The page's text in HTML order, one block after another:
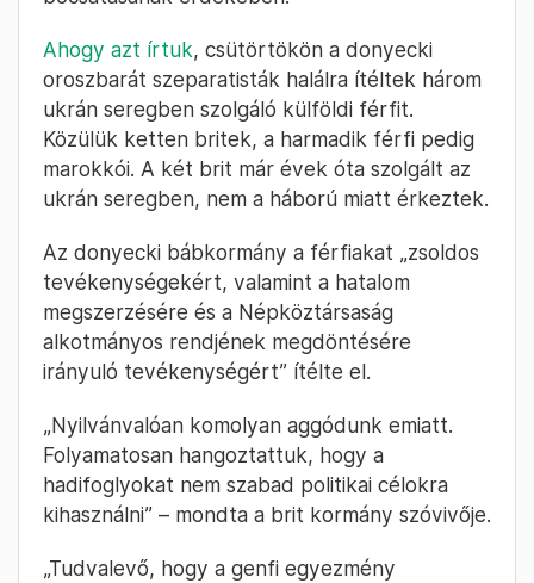
Ahogy azt írtuk, csütörtökön a donyecki
oroszbarát szeparatisták halálra ítéltek három
ukrán seregben szolgáló külföldi férfit.
Közülük ketten britek, a harmadik férfi pedig
marokkói. A két brit már évek óta szolgált az
ukrán seregben, nem a háború miatt érkeztek.
Az donyecki bábkormány a férfiakat „zsoldos
tevékenységekért, valamint a hatalom
megszerzésére és a Népköztársaság
alkotmányos rendjének megdöntésére
irányuló tevékenységért” ítélte el.
„Nyilvánvalóan komolyan aggódunk emiatt.
Folyamatosan hangoztattuk, hogy a
hadifoglyokat nem szabad politikai célokra
kihasználni” – mondta a brit kormány szóvivője.
„Tudvalevő, hogy a genfi ​​egyezmény